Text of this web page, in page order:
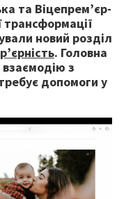
та Віцепрем’єр-
трансформації
новий розділ
. Головна
з
допомоги у